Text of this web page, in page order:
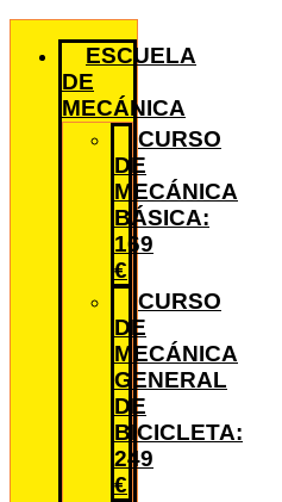
ESCUELA
DE
MECÁNICA
CURSO
DE
MECÁNICA
BÁSICA:
169
€
CURSO
DE
MECÁNICA
GENERAL
DE
BICICLETA:
249
€